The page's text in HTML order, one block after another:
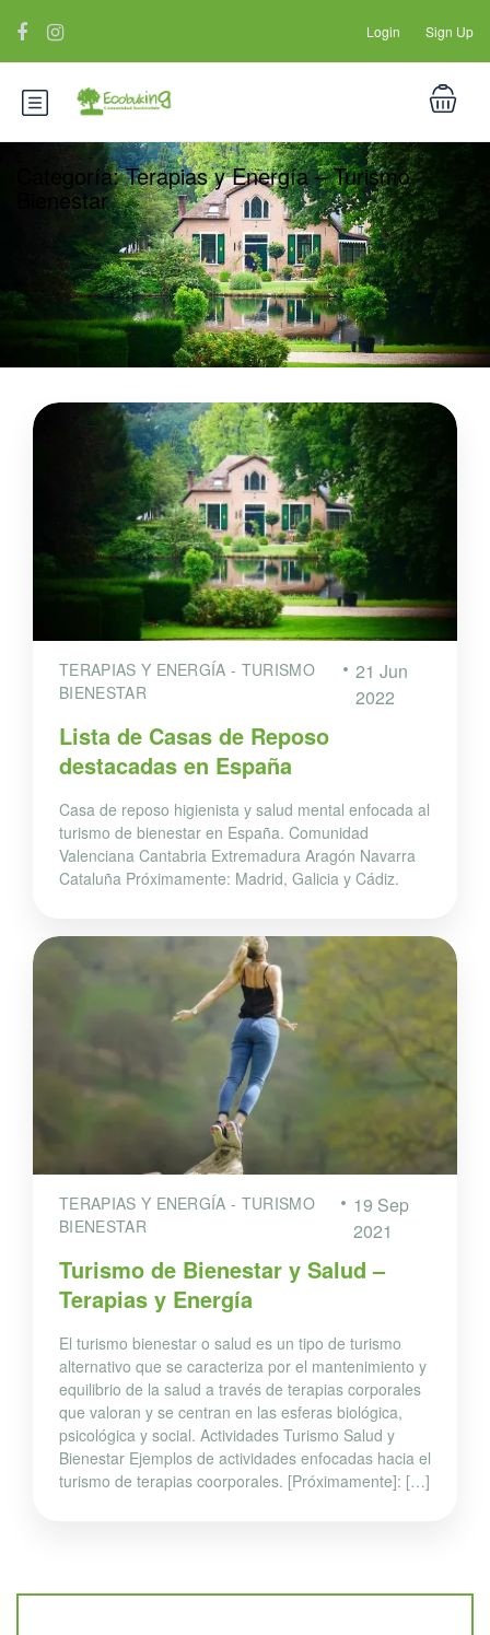
Login Sign Up
Categoría:Terapias y Energía – Turismo
Bienestar
TERAPIAS Y ENERGÍA - TURISMO
BIENESTAR
21 Jun
2022
Lista de Casas de Reposo
destacadas en España
Casa de reposo higienista y salud mental enfocada al
turismo de bienestar en España. Comunidad
Valenciana Cantabria Extremadura Aragón Navarra
Cataluña Próximamente: Madrid, Galicia y Cádiz.
TERAPIAS Y ENERGÍA - TURISMO
BIENESTAR
19 Sep
2021
Turismo de Bienestar y Salud –
Terapias y Energía
El turismo bienestar o salud es un tipo de turismo
alternativo que se caracteriza por el mantenimiento y
equilibrio de la salud a través de terapias corporales
que valoran y se centran en las esferas biológica,
psicológica y social. Actividades Turismo Salud y
Bienestar Ejemplos de actividades enfocadas hacia el
turismo de terapias coorporales. [Próximamente]: […]